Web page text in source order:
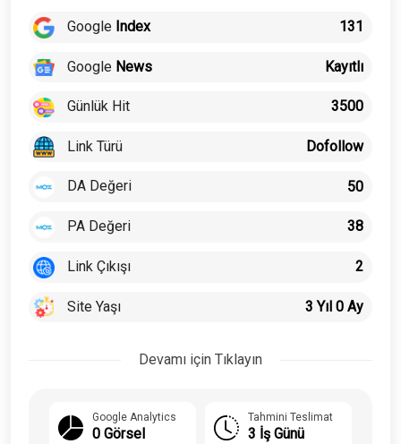
Google Index 131
Google News Kayıtlı
Günlük Hit 3500
Link Türü Dofollow
DA Değeri 50
PA Değeri 38
Link Çıkışı 2
Site Yaşı 3 Yıl 0 Ay
Devamı için Tıklayın
Google Analytics
0 Görsel
Tahmini Teslimat
3 İş Günü